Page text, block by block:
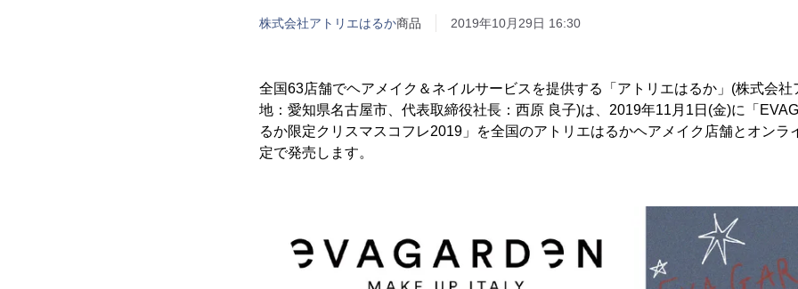
株式会社アトリエはるか商品 2019年10月29日 16:30
全国63店舗でヘアメイク＆ネイルサービスを提供する「アトリエはるか」(株式会
地：愛知県名古屋市、代表取締役社長：西原 良子)は、2019年11月1日(金)に「
るか限定クリスマスコフレ2019」を全国のアトリエはるかヘアメイク店舗とオンラ
定で発売します。